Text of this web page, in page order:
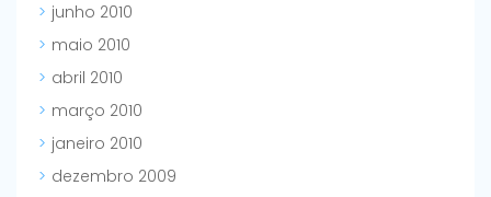
junho 2010
maio 2010
abril 2010
março 2010
janeiro 2010
dezembro 2009